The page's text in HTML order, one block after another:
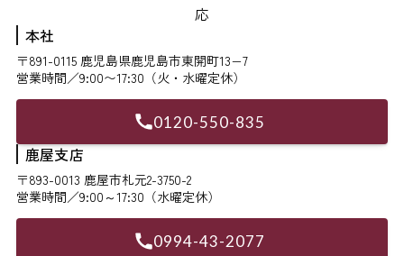
応
本社
〒891-0115 鹿児島県鹿児島市東開町13−7
営業時間／9:00〜17:30（火・水曜定休）
0120-550-835
鹿屋支店
〒893-0013 鹿屋市札元2-3750-2
営業時間／9:00～17:30（水曜定休）
0994-43-2077